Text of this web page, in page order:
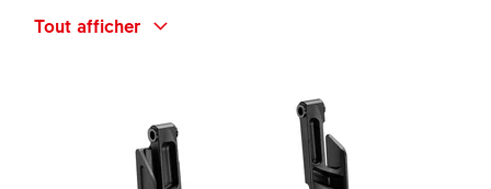
F132 ONE TURN STOPPER RING H9MM KIT
Tout afficher